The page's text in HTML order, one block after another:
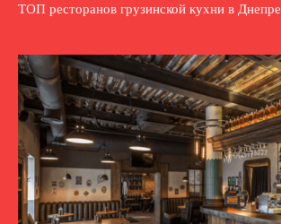
ТОП ресторанов грузинской кухни в Днепре